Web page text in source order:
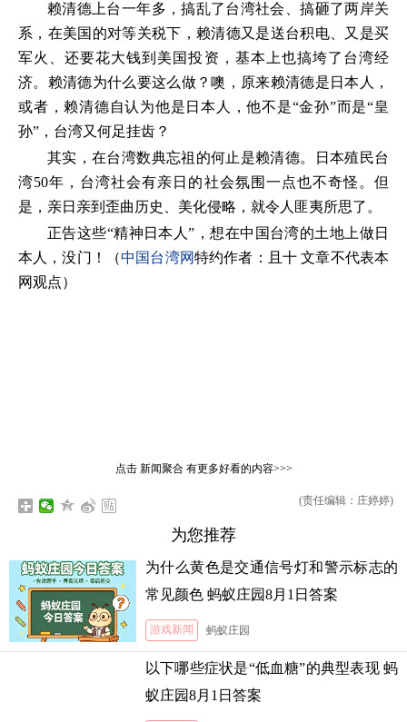
赖清德上台一年多，搞乱了台湾社会、搞砸了两岸关
系，在美国的对等关税下，赖清德又是送台积电、又是买
军火、还要花大钱到美国投资，基本上也搞垮了台湾经
济。赖清德为什么要这么做？噢，原来赖清德是日本人，
或者，赖清德自认为他是日本人，他不是“金孙”而是“皇
孙”，台湾又何足挂齿？
其实，在台湾数典忘祖的何止是赖清德。日本殖民台
湾50年，台湾社会有亲日的社会氛围一点也不奇怪。但
是，亲日亲到歪曲历史、美化侵略，就令人匪夷所思了。
正告这些“精神日本人”，想在中国台湾的土地上做日
本人，没门！（中国台湾网特约作者：且十 文章不代表本
网观点）
点击 新闻聚合有更多好看的内容>>>
(责任编辑：庄婷婷)
为您推荐
为什么黄色是交通信号灯和警示标志的
常见颜色 蚂蚁庄园8月1日答案
游戏新闻 蚂蚁庄园
以下哪些症状是“低血糖”的典型表现 蚂
蚁庄园8月1日答案